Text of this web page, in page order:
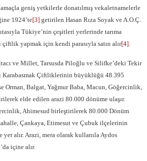
geniş yetkilerle donatılmış vekaletnamelerle
1924’te[3] getirilen Hasan Rıza Soyak ve A.O.Ç.
Tükiye’nin çeşitleri yerlerinde tarıma
yapmak için kendi parasıyla satın alır[4].
ve Millet, Tarsusda Piloğlu ve Silifke’deki Tekir
Karabasmak Çiftliklerinin büyüklüğü 48.395
Orman, Balgat, Yağmur Baba, Macun, Göğercinlik,
elde edilen arazi 80.000 dönüme ulaşır.
Ahimesud birleştirilerek 80.000 Dönüm
Çankaya, Etimesut ve Çubuk ilçelerinin
yer alır. Arazi, mera olarak kullanıla Aydos
içine alır.